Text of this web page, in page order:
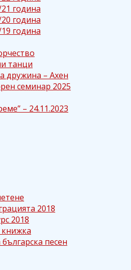
година
година
година
танци
дружина – Ахен
семинар 2025
– 24.11.2023
2018
2018
книжка
песен